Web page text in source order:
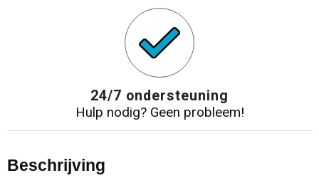
24/7 ondersteuning
Hulp nodig? Geen probleem!
Beschrijving